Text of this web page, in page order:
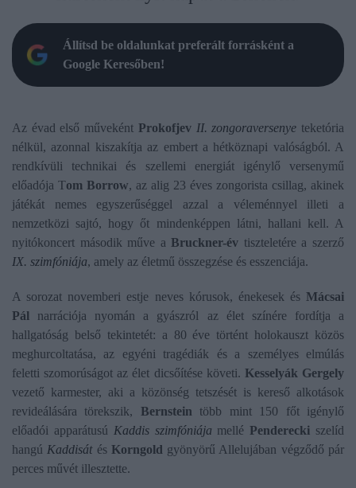
Állítsd be oldalunkat preferált forrásként a
Google Keresőben!
Az évad első műveként Prokofjev II. zongoraversenye teketória
nélkül, azonnal kiszakítja az embert a hétköznapi valóságból. A
rendkívüli technikai és szellemi energiát igénylő versenymű
előadója Tom Borrow, az alig 23 éves zongorista csillag, akinek
játékát nemes egyszerűséggel azzal a véleménnyel illeti a
nemzetközi sajtó, hogy őt mindenképpen látni, hallani kell. A
nyitókoncert második műve aBruckner-év tiszteletére a szerző
IX. szimfóniája, amely az életmű összegzése és esszenciája.
A sorozat novemberi estje neves kórusok, énekesek és Mácsai
Pál narrációja nyomán a gyászról az élet színére fordítja a
hallgatóság belső tekintetét: a 80 éve történt holokauszt közös
meghurcoltatása, az egyéni tragédiák és a személyes elmúlás
feletti szomorúságot az élet dicsőítése követi. Kesselyák Gergely
vezető karmester, aki a közönség tetszését is kereső alkotások
revideálására törekszik, Bernstein több mint 150 főt igénylő
előadói apparátusú Kaddis szimfóniája mellé Penderecki szelíd
hangú Kaddisát és Korngold gyönyörű Allelujában végződő pár
perces művét illesztette.